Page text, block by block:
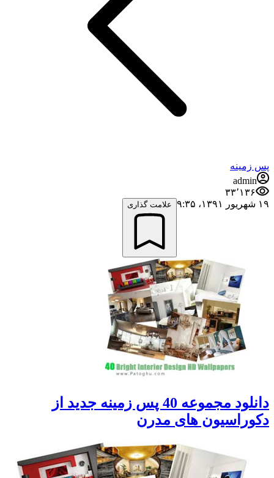
پس زمینه
admin
۳۳٬۱۳۶
۱۹ شهریور ۱۳۹۱،‏ ۹:۳۵
علامت گذاری
دانلود مجموعه 40 پس زمینه جدید از
دکوراسیون های مدرن